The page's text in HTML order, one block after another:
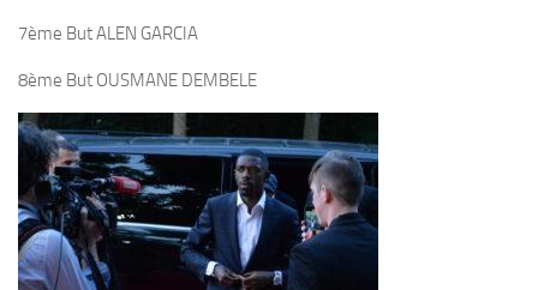
7ème But ALEN GARCIA
8ème But OUSMANE DEMBELE